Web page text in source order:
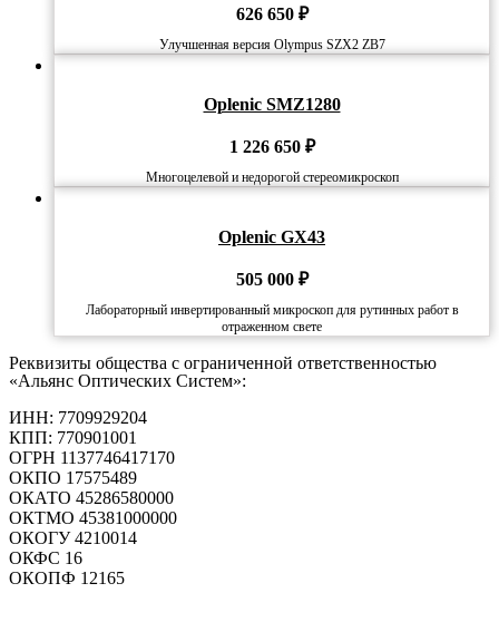
626 650 ₽
Улучшенная версия Olympus SZX2 ZB7
Oplenic SMZ1280
1 226 650 ₽
Многоцелевой и недорогой стереомикроскоп
Oplenic GX43
505 000 ₽
Лабораторный инвертированный микроскоп для рутинных работ в
отраженном свете
Реквизиты общества с ограниченной ответственностью
«Альянс Оптических Систем»:
ИНН: 7709929204
КПП: 770901001
ОГРН 1137746417170
ОКПО 17575489
ОКАТО 45286580000
ОКТМО 45381000000
ОКОГУ 4210014
ОКФС 16
ОКОПФ 12165